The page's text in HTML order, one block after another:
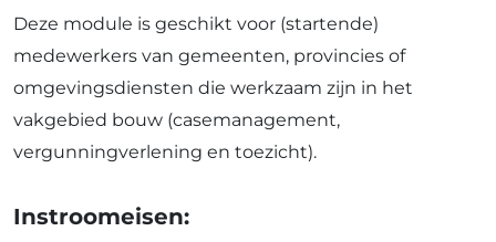
Deze module is geschikt voor (startende)
medewerkers van gemeenten, provincies of
omgevingsdiensten die werkzaam zijn in het
vakgebied bouw (casemanagement,
vergunningverlening en toezicht).
Instroomeisen: